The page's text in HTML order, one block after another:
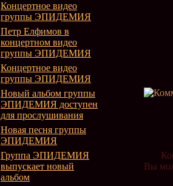
Концертное видео
группы ЭПИДЕМИЯ
Петр Елфимов в
концертном видео
группы ЭПИДЕМИЯ
Концертное видео
группы ЭПИДЕМИЯ
Новый альбом группы
ЭПИДЕМИЯ доступен
для прослушивания
Новая песня группы
ЭПИДЕМИЯ
Группа ЭПИДЕМИЯ
выпускает новый
альбом
Вы